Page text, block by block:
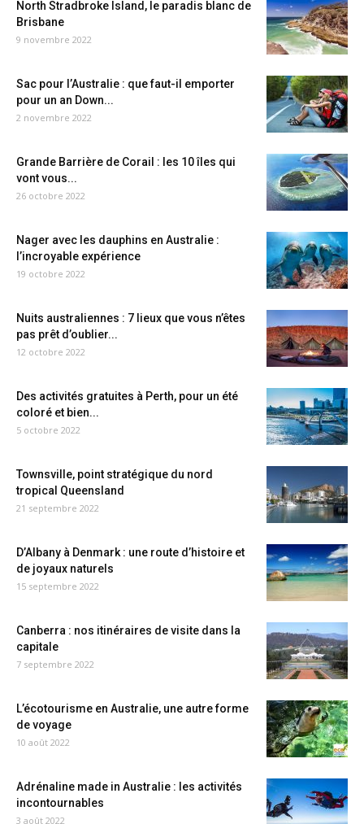
North Stradbroke Island, le paradis blanc de
Brisbane
9 novembre 2022
Sac pour l’Australie : que faut-il emporter
pour un an Down...
2 novembre 2022
Grande Barrière de Corail : les 10 îles qui
vont vous...
26 octobre 2022
Nager avec les dauphins en Australie :
l’incroyable expérience
19 octobre 2022
Nuits australiennes : 7 lieux que vous n’êtes
pas prêt d’oublier...
12 octobre 2022
Des activités gratuites à Perth, pour un été
coloré et bien...
5 octobre 2022
Townsville, point stratégique du nord
tropical Queensland
21 septembre 2022
D’Albany à Denmark : une route d’histoire et
de joyaux naturels
15 septembre 2022
Canberra : nos itinéraires de visite dans la
capitale
7 septembre 2022
L’écotourisme en Australie, une autre forme
de voyage
10 août 2022
Adrénaline made in Australie : les activités
incontournables
3 août 2022